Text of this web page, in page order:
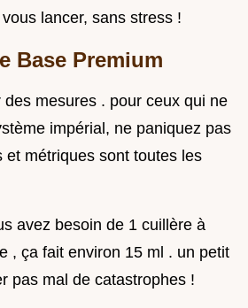
lancer, sans stress !
Base Premium
des mesures . pour ceux qui ne
impérial, ne paniquez pas
et métriques sont toutes les
avez besoin de 1 cuillère à
, ça fait environ 15 ml . un petit
pas mal de catastrophes !